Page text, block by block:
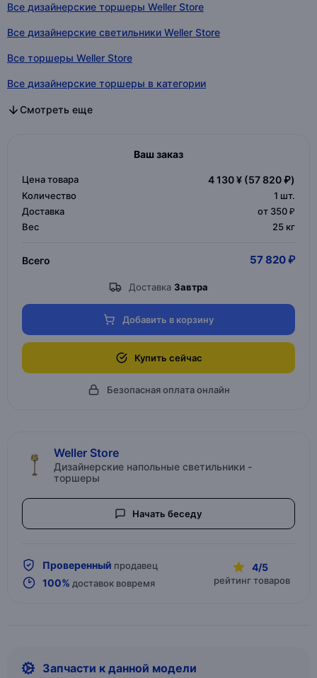
Все дизайнерские торшеры Weller Store
Все дизайнерские светильники Weller Store
Все торшеры Weller Store
Все дизайнерские торшеры в категории
Все дизайнерские светильники в категории
Все торшеры в категории
Смотреть еще
Ваш заказ
Цена товара 4 130 ¥ (57 820 ₽)
Количество 1 шт.
Доставка
от 350 ₽
Вес
25 кг
Всего 57 820 ₽
Доставка Завтра
Добавить в корзину
Купить сейчас
Безопасная оплата онлайн
Weller Store
Дизайнерские напольные светильники -
торшеры
Начать беседу
Проверенный продавец
100% доставок вовремя
4/5
рейтинг товаров
Запчасти к данной модели